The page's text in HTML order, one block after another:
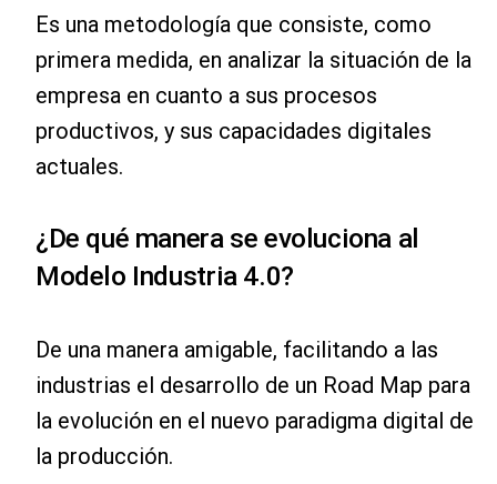
Es una metodología que consiste, como
primera medida, en analizar la situación de la
empresa en cuanto a sus procesos
productivos, y sus capacidades digitales
actuales.
¿De qué manera se evoluciona al
Modelo Industria 4.0?
De una manera amigable, facilitando a las
industrias el desarrollo de un Road Map para
la evolución en el nuevo paradigma digital de
la producción.